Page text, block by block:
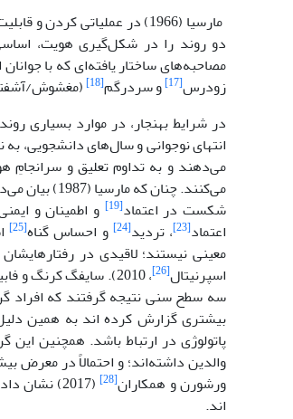
مارسیا (1966) در عملیاتی
دو روند را در شکل‌گیری هویت،
مصاحبه‌های ساختار یافته‌‌ای که با
زودرس[17] و سردرگم[18]
(مغشوش/
در شرایط بهنجار، در موارد بسیاری
انتهای نوجوانی و سال‌های دانشجویی،
می‌دهند و به تداوم تعلیق و سرانجامِ
می‌کنند.
شکست در اعتماد[19] و اطمینان و
اعتماد[23] ، تردید[24] و احساس گناه[25]
معینی نیستند؛ لاقیدی در
اسپرنیتال[26] ، 2010). سایفگ کرنگ و فابیان
سه سطح سنی نتیجه گرفتند که افراد
بیشتری گزارش کرده اند به همین
والدین داشته‌اند؛ و احتمالاً در معرض
ورشورن و همکاران[28]
(2017)
اند.